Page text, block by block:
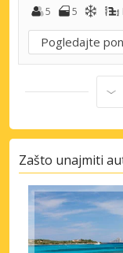
5
5
Pogledajte
Zašto unajmiti